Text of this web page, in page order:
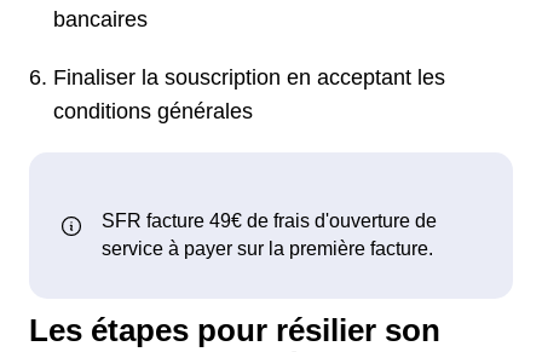
bancaires
Finaliser la souscription en acceptant les
conditions générales
Les étapes pour résilier son